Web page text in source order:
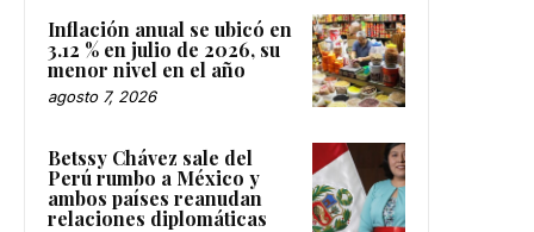
Inflación anual se ubicó en
3.12 % en julio de 2026, su
menor nivel en el año
agosto 7, 2026
Betssy Chávez sale del
Perú rumbo a México y
ambos países reanudan
relaciones diplomáticas